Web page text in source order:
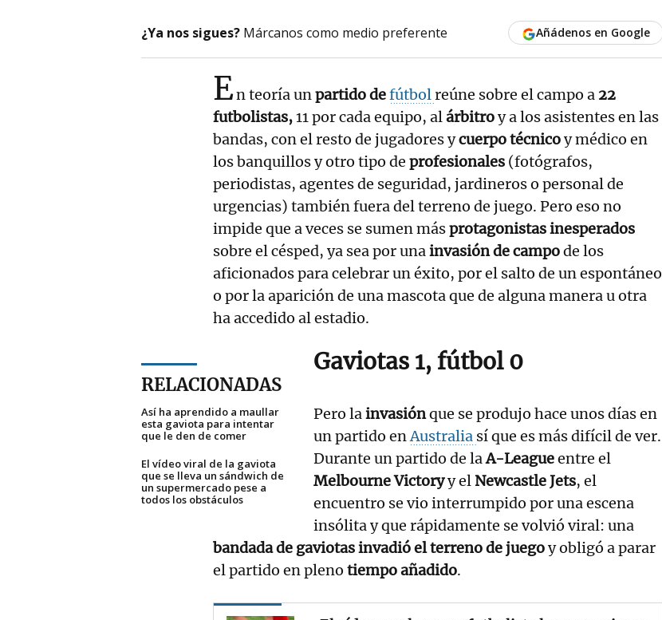
¿Ya nos sigues? Márcanos como medio preferente Añádenos en Google
En teoría unpartido defútbolreúne sobre el campo a 22
futbolistas,11 por cada equipo, alárbitroy a los asistentes en las
bandas, con el resto de jugadores ycuerpo técnicoy médico en
los banquillos y otro tipo de profesionales (fotógrafos,
periodistas, agentes de seguridad, jardineros o personal de
urgencias) también fuera del terreno de juego. Pero eso no
impide que a veces se sumen másprotagonistas inesperados
sobre el césped, ya sea por unainvasión de campode los
aficionados para celebrar un éxito, por el salto de un espontáneo
o por la aparición de una mascota que de alguna manera u otra
ha accedido al estadio.
RELACIONADAS
Así ha aprendido a maullar
esta gaviota para intentar
que le den de comer
El vídeo viral de la gaviota
que se lleva un sándwich de
un supermercado pese a
todos los obstáculos
Gaviotas 1, fútbol 0
Pero lainvasiónque se produjo hace unos días en
un partido enAustralia sí que es más difícil de ver.
Durante un partido de laA-Leagueentre el
Melbourne Victoryy el Newcastle Jets, el
encuentro se vio interrumpido por una escena
insólita y que rápidamente se volvió viral: una
bandada de gaviotas invadió el terreno de juegoy obligó a parar
el partido en pleno tiempo añadido.